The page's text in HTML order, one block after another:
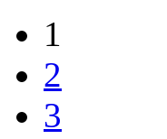
1
2
3